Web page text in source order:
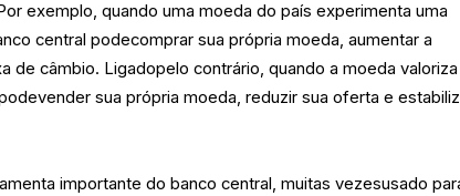
exemplo, quando uma moeda do país experimenta uma
central podecomprar sua própria moeda, aumentar a
de câmbio. Ligadopelo contrário, quando a moeda valoriza
sua própria moeda, reduzir sua oferta e
importante do banco central, muitas vezesusado